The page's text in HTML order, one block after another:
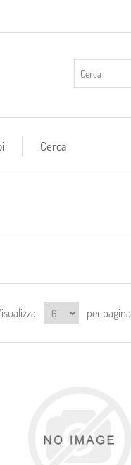
Cerca
per pagina